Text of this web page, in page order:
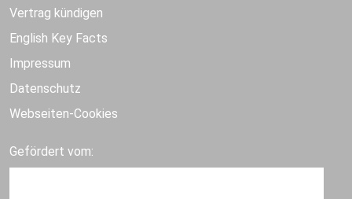
Vertrag kündigen
English Key Facts
Impressum
Datenschutz
Webseiten-Cookies
Gefördert vom: